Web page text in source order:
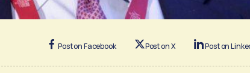
Post on Facebook Post on X Post on